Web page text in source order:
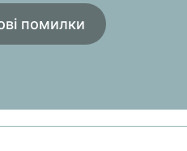
помилки